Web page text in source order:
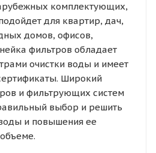
комплектующих,
для квартир, дач,
домов, офисов,
фильтров обладает
очистки воды и имеет
Широкий
и фильтрующих систем
выбор и решить
и повышения ее